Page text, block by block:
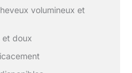
à des
les dommages de
excessive. De
les plaques en
volumineux et
et doux